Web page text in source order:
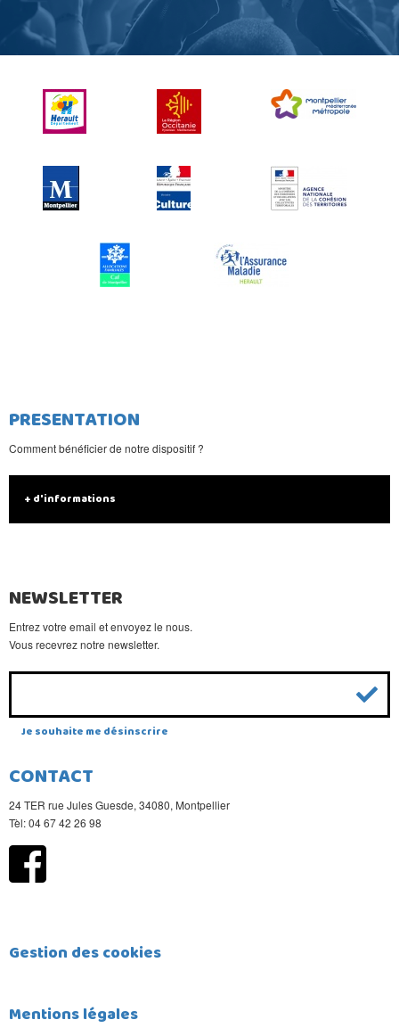
PRESENTATION
Comment bénéficier de notre dispositif ?
+ d'informations
NEWSLETTER
Entrez votre email et envoyez le nous.
Vous recevrez notre newsletter.
Je souhaite me désinscrire
CONTACT
24 TER rue Jules Guesde, 34080, Montpellier
Tèl: 04 67 42 26 98
Gestion des cookies
Mentions légales